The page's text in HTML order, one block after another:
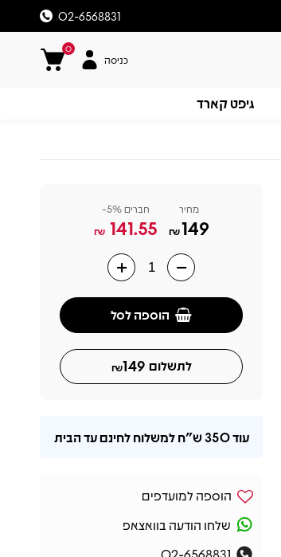
02-6568831
0
כניסה
גיפט קארד
מחיר
149
₪
חברים 5%-
141.55
₪
הוספה לסל
לתשלום 149
₪
עוד350 ש"ח למשלוח לחינם עד הבית
הוספה למועדפים
שלחו הודעה בוואצאפ